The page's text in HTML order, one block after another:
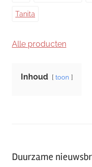
Tanita
Alle producten
Inhoud toon
Duurzame